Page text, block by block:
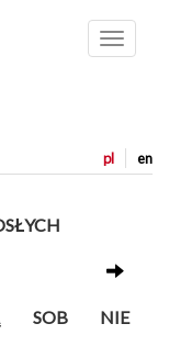
Menu
pl en
SOB NIE